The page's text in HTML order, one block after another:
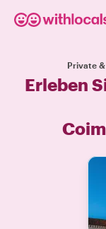
Private
Erleben